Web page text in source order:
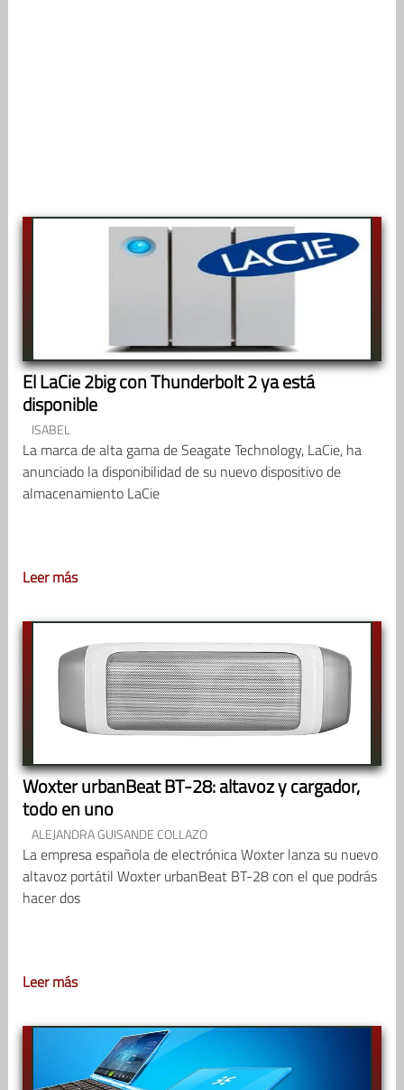
El LaCie 2big con Thunderbolt 2 ya está
disponible
ISABEL
La marca de alta gama de Seagate Technology, LaCie, ha
anunciado la disponibilidad de su nuevo dispositivo de
almacenamiento LaCie
Leer más
Woxter urbanBeat BT-28: altavoz y cargador,
todo en uno
ALEJANDRA GUISANDE COLLAZO
La empresa española de electrónica Woxter lanza su nuevo
altavoz portátil Woxter urbanBeat BT-28 con el que podrás
hacer dos
Leer más